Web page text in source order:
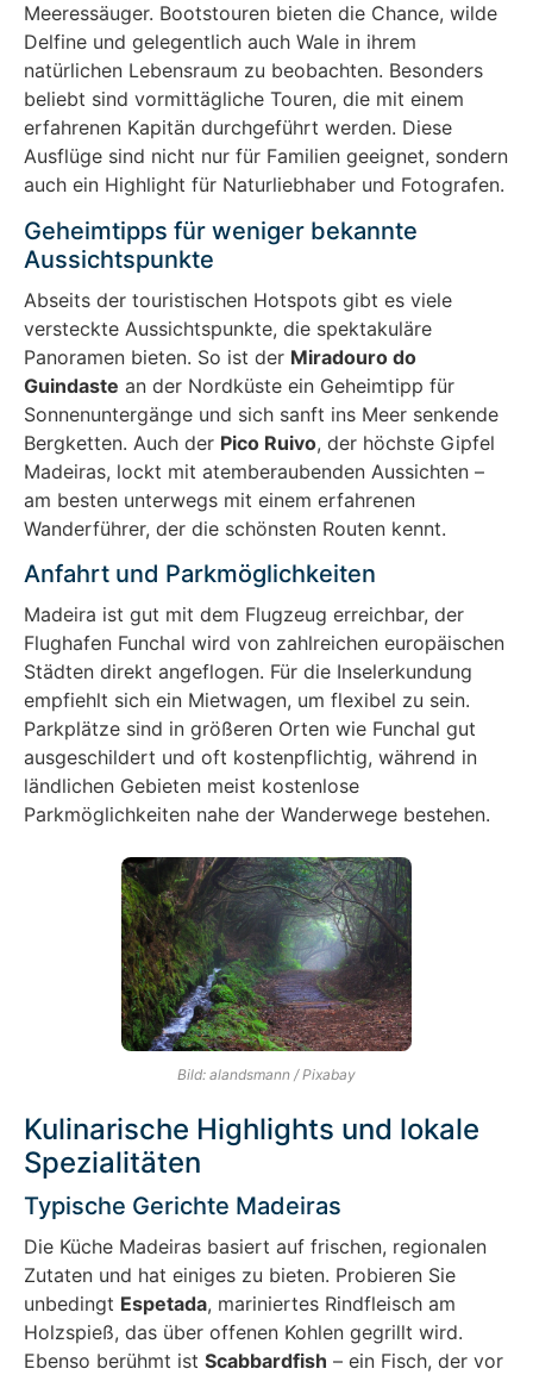
Meeressäuger. Bootstouren bieten die Chance, wilde
Delfine und gelegentlich auch Wale in ihrem
natürlichen Lebensraum zu beobachten. Besonders
beliebt sind vormittägliche Touren, die mit einem
erfahrenen Kapitän durchgeführt werden. Diese
Ausflüge sind nicht nur für Familien geeignet, sondern
auch ein Highlight für Naturliebhaber und Fotografen.
Geheimtipps für weniger bekannte
Aussichtspunkte
Abseits der touristischen Hotspots gibt es viele
versteckte Aussichtspunkte, die spektakuläre
Panoramen bieten. So ist der Miradouro do
Guindaste an der Nordküste ein Geheimtipp für
Sonnenuntergänge und sich sanft ins Meer senkende
Bergketten. Auch der Pico Ruivo, der höchste Gipfel
Madeiras, lockt mit atemberaubenden Aussichten –
am besten unterwegs mit einem erfahrenen
Wanderführer, der die schönsten Routen kennt.
Anfahrt und Parkmöglichkeiten
Madeira ist gut mit dem Flugzeug erreichbar, der
Flughafen Funchal wird von zahlreichen europäischen
Städten direkt angeflogen. Für die Inselerkundung
empfiehlt sich ein Mietwagen, um flexibel zu sein.
Parkplätze sind in größeren Orten wie Funchal gut
ausgeschildert und oft kostenpflichtig, während in
ländlichen Gebieten meist kostenlose
Parkmöglichkeiten nahe der Wanderwege bestehen.
Bild: alandsmann / Pixabay
Kulinarische Highlights und lokale
Spezialitäten
Typische Gerichte Madeiras
Die Küche Madeiras basiert auf frischen, regionalen
Zutaten und hat einiges zu bieten. Probieren Sie
unbedingt Espetada, mariniertes Rindfleisch am
Holzspieß, das über offenen Kohlen gegrillt wird.
Ebenso berühmt ist Scabbardfish – ein Fisch, der vor